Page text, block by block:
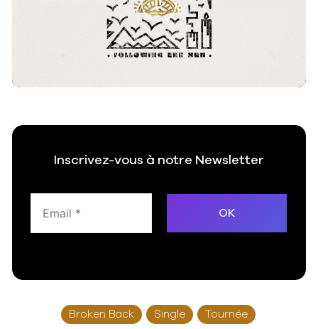
Play
Video
Inscrivez-vous à notre Newsletter
Broken Back Single Tournée